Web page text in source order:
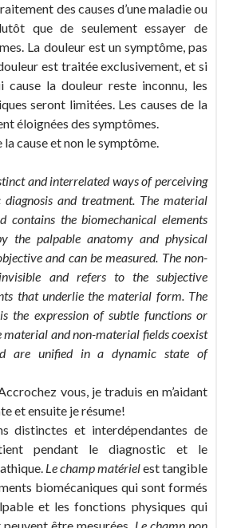
des causes d’une maladie ou
que de seulement essayer de
La douleur est un symptôme, pas
est traitée exclusivement, et si
cause la douleur reste inconnu, les
seront limitées. Les causes de la
éloignées des symptômes.
la cause et non le symptôme.
and interrelated ways of perceiving
diagnosis and treatment. The material
contains the biomechanical elements
the palpable anatomy and physical
and can be measured. The non-
and refers to the subjective
that underlie the material form. The
the expression of subtle functions or
material and non-material fields coexist
are unified in a dynamic state of
vous, je traduis en m’aidant
et ensuite je résume!
distinctes et interdépendantes de
pendant le diagnostic et le
Le champ matérielest tangible
biomécaniques qui sont formés
et les fonctions physiques qui